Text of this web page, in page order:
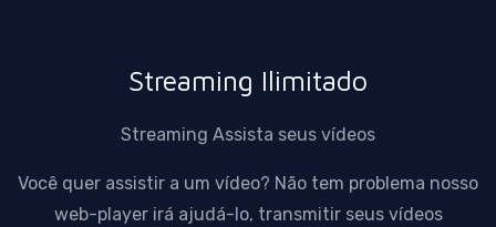
Streaming Ilimitado
Streaming Assista seus vídeos
Você quer assistir a um vídeo? Não tem problema nosso
web-player irá ajudá-lo, transmitir seus vídeos